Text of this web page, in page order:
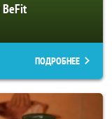
BeFit
ПОДРОБНЕЕ